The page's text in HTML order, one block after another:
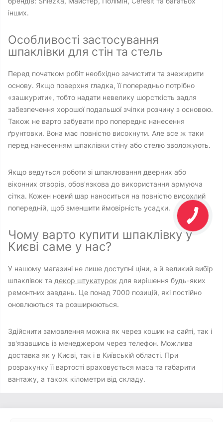
інших.
Особливості застосування
шпаклівки для стін та стель
Перед початком робіт необхідно зачистити та знежирити
основу. Якщо поверхня гладка, її попередньо потрібно
«зашкурити», тобто надати невелику шорсткість задля
забезпечення хорошої подальшої зчіпки розчину з основою.
Також не варто забувати про попереднє нанесення
ґрунтовки. Вона має повністю висохнути. Але все ж таки
перед нанесенням шпаклівки стіну або стелю зволожують.
Якщо ведуться роботи зі шпаклювання дверних або
віконних отворів, обов'язкова до використання армуюча
сітка. Кожен новий шар наноситься на повністю висохлий
попередній, щоб зменшити ймовірність усадки.
Чому варто купити шпаклівку у
Києві саме у нас?
У нашому магазині не лише доступні ціни, а й великий вибір
шпаклівок та декор штукатурок для вирішення будь-яких
ремонтних завдань. Це понад 7000 позицій, які постійно
оновлюються та розширюються.
Здійснити замовлення можна як через кошик на сайті, так і
зв'язавшись із менеджером через телефон. Можлива
доставка як у Києві, так і в Київській області. При
розрахунку її вартості враховується маса та габарити
вантажу, а також кілометри від складу.